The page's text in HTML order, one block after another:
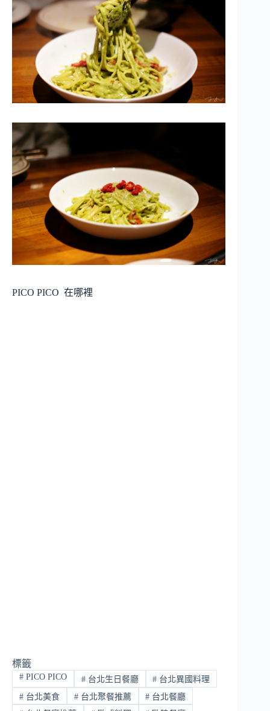
PICO PICO 在哪裡
標籤
#PICO PICO #台北生日餐廳 # 台北異國料理
#台北美食 #台北聚餐推薦 # 台北餐廳